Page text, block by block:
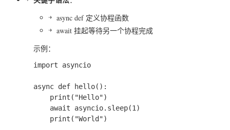
async def定义协程函数
await 挂起等待另一个协程完成
示例：
import asyncio
async def hello():
    print("Hello")
    await asyncio.sleep(1)
    print("World")